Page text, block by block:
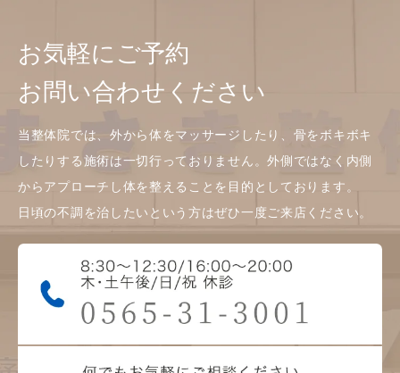
お気軽にご予約
お問い合わせください
当整体院では、外から体をマッサージしたり、骨をボキボキ
したりする施術は一切行っておりません。外側ではなく内側
からアプローチし体を整えることを目的としております。
日頃の不調を治したいという方はぜひ一度ご来店ください。